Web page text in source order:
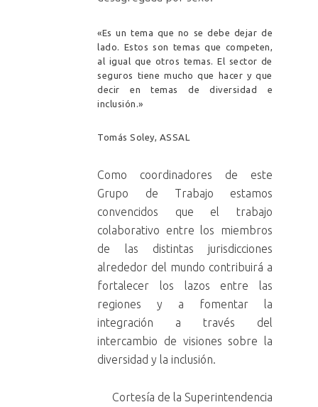
«Es un tema que no se debe dejar de
lado. Estos son temas que competen,
al igual que otros temas. El sector de
seguros tiene mucho que hacer y que
decir en temas de diversidad e
inclusión.»
Tomás Soley, ASSAL
Como coordinadores de este
Grupo de Trabajo estamos
convencidos que el trabajo
colaborativo entre los miembros
de las distintas jurisdicciones
alrededor del mundo contribuirá a
fortalecer los lazos entre las
regiones y a fomentar la
integración a través del
intercambio de visiones sobre la
diversidad y la inclusión.
Cortesía de la Superintendencia